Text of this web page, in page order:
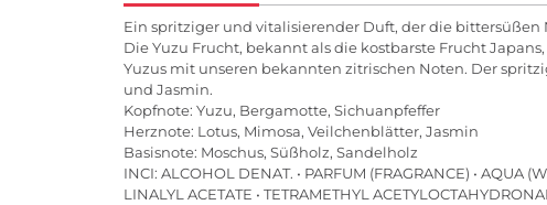
Ein spritziger und vitalisierender Duft, der die
Die Yuzu Frucht, bekannt als die kostbarste Frucht
Yuzus mit unseren bekannten zitrischen Noten. Der
und Jasmin.
Kopfnote: Yuzu, Bergamotte, Sichuanpfeffer
Herznote: Lotus, Mimosa, Veilchenblätter, Jasmin
Basisnote: Moschus, Süßholz, Sandelholz
INCI: ALCOHOL DENAT. • PARFUM (FRAGRANCE) • AQUA
LINALYL ACETATE • TETRAMETHYL